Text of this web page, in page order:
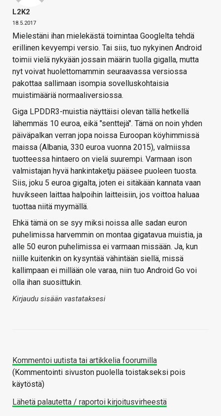
L2K2
18.5.2017
Mielestäni ihan mielekästä toimintaa Googlelta tehdä
erillinen kevyempi versio. Tai siis, tuo nykyinen Android
toimii vielä nykyään jossain määrin tuolla gigalla, mutta
nyt voivat huolettomammin seuraavassa versiossa
pakottaa sallimaan isompia sovelluskohtaisia
muistimääriä normaaliversiossa.
Giga LPDDR3-muistia näyttäisi olevan tällä hetkellä
lähemmäs 10 euroa, eikä "senttejä". Tämä on noin yhden
päiväpalkan verran jopa noissa Euroopan köyhimmissä
maissa (Albania, 330 euroa vuonna 2015), valmiissa
tuotteessa hintaero on vielä suurempi. Varmaan ison
valmistajan hyvä hankintaketju pääsee puoleen tuosta.
Siis, joku 5 euroa gigalta, joten ei sitäkään kannata vaan
huvikseen laittaa halpoihin laitteisiin, jos voittoa haluaa
tuottaa niitä myymällä.
Ehkä tämä on se syy miksi noissa alle sadan euron
puhelimissa harvemmin on montaa gigatavua muistia, ja
alle 50 euron puhelimissa ei varmaan missään. Ja, kun
niille kuitenkin on kysyntää vähintään siellä, missä
kallimpaan ei millään ole varaa, niin tuo Android Go voi
olla ihan suosittukin.
Kirjaudu sisään vastataksesi
Kommentoi uutista tai artikkelia foorumilla
(Kommentointi sivuston puolella toistakseksi pois
käytöstä)
Lähetä palautetta / raportoi kirjoitusvirheestä